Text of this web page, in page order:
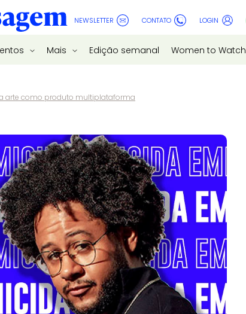
NEWSLETTER CONTATO LOGIN
Mais Edição semanal Women to Watch
arte como produto multiplataforma